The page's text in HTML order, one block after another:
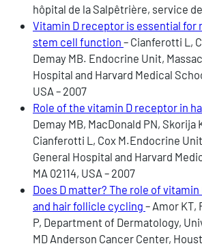
hôpital de la Salpêtrière, service de
Vitamin D receptor is essential for
stem cell function – Cianferotti L,
Demay MB. Endocrine Unit,
Hospital and Harvard Medical
USA – 2007
Role of the vitamin D receptor in
Demay MB, MacDonald PN, Skorija
Cianferotti L, Cox M.Endocrine
General Hospital and Harvard
MA 02114, USA – 2007
Does D matter? The role of
and hair follicle cycling – Amor KT,
P, Department of Dermatology,
MD Anderson Cancer Center,